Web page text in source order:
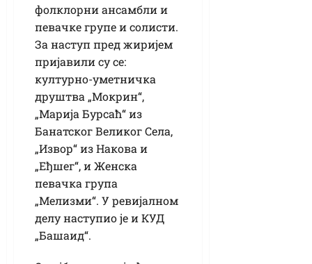
фолклорни ансамбли и
певачке групе и солисти.
За наступ пред жиријем
пријавили су се:
културно-уметничка
друштва „Мокрин“,
„Марија Бурсаћ“ из
Банатског Великог Села,
„Извор“ из Накова и
„Еђшег“, и Женска
певачка група
„Мелизми“. У ревијалном
делу наступио је и КУД
„Башаид“.